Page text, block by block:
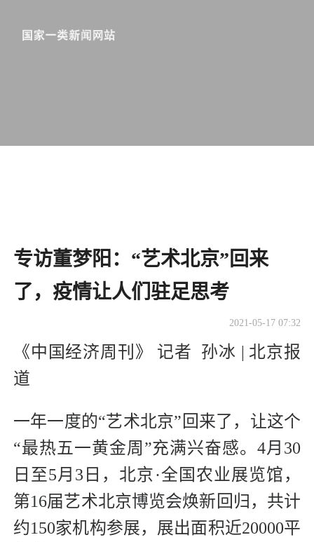
专访董梦阳：“艺术北京”回来
了，疫情让人们驻足思考
2021-05-17 07:32
《中国经济周刊》 记者 孙冰 | 北京报
道
一年一度的“艺术北京”回来了，让这个
“最热五一黄金周”充满兴奋感。4月30
日至5月3日，北京·全国农业展览馆，
第16届艺术北京博览会焕新回归，共计
约150家机构参展，展出面积近20000平